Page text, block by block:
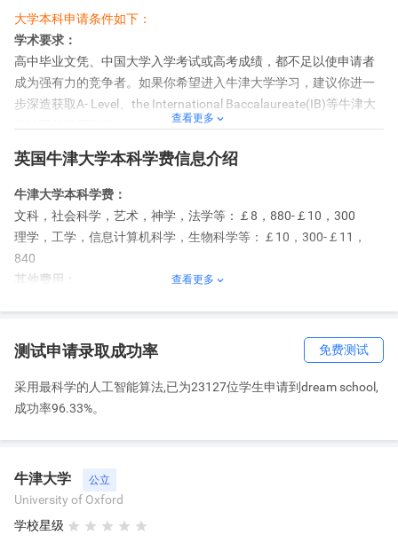
大学本科申请条件如下：
学术要求：
高中毕业文凭、中国大学入学考试或高考成绩，都不足以使申请者
成为强有力的竞争者。如果你希望进入牛津大学学习，建议你进一
步深造获取A- Level、the International Baccalaureate(IB)等牛津大
1、雅思：总分7.0，各部分不低于7.0。
2、托福网考：总分110，听力部分不低于22，口语部分不低于25，
阅读和写作部分均不低于24。
3、托福笔考：总分600，写作部分不低于5.5。
请注意，通过UCAS申请入学时不用提交英语成绩证明。如果你已经
取得成绩证明，请在UCAS Application Form上的正确位置上说明;如
2013年7月31日前取得证明。
查看更多 
英国牛津大学本科学费信息介绍
牛津大学本科学费：
文科，社会科学，艺术，神学，法学等：￡8，880-￡10，300
理学，工学，信息计算机科学，生物科学等：￡10，300-￡11，
840
其他费用：
月大约300英镑左右也足够了。
日用品和交通费：在牛津留学还可能需要购买一些日用品和支付交
通费用，这些杂费每个月大概是100-200英镑的支出，具体看外出的
频繁度以及距离的远近的。
(奢侈品除外)，如果你是土豪那就放开手的买，如果消费水平一般可
以等到每年的打折季节去抢购，其实也挺划算的。
的问题可以咨询【一起留学网】在线老师! 我们专注于为广大学子提
查看更多 
测试申请录取成功率
采用最科学的人工智能算法,已为23127位学生申请到dream school,
成功率96.33%。
免费测试
牛津大学 公立
University of Oxford
学校星级     